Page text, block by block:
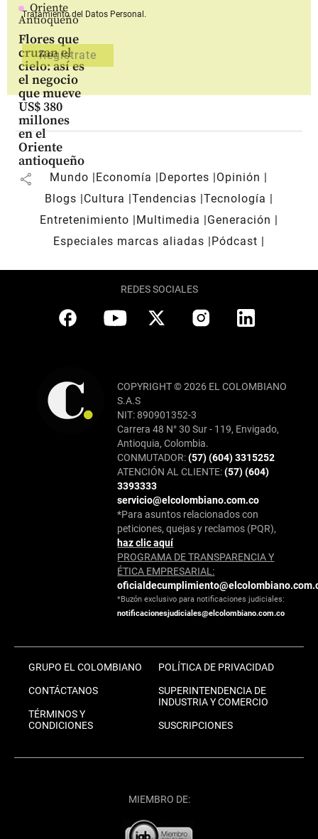
Oriente
Antioqueño
Flores que
cruzan el
cielo: así es
el negocio
que mueve
US$ 380
millones
en el
Oriente
antioqueño
share
Tratamiento del Datos Personal.
Mundo Economía Deportes
Opinión
Blogs
Cultura Tendencias Tecnología
Entretenimiento
Multimedia
Generación
Especiales marcas aliadas
Pódcast
REDES SOCIALES
COPYRIGHT © 2026 EL COLOMBIANO
S.A.S
NIT: 890901352-3
Carrera 48 N° 30 Sur - 119, Envigado,
Antioquia, Colombia.
CONMUTADOR:(57) (604) 3315252
ATENCIÓN AL CLIENTE:(57) (604)
3393333
servicio@elcolombiano.com.co
*Para asuntos relacionados con
peticiones, quejas y reclamos (PQR),
haz clic aquí
PROGRAMA DE TRANSPARENCIA Y
ÉTICA EMPRESARIAL:
*Buzón exclusivo para notificaciones judiciales:
notificacionesjudiciales@elcolombiano.com.co
GRUPO EL COLOMBIANO
CONTÁCTANOS
TÉRMINOS Y
CONDICIONES
POLÍTICA DE PRIVACIDAD
SUPERINTENDENCIA DE
INDUSTRIA Y COMERCIO
SUSCRIPCIONES
MIEMBRO DE: